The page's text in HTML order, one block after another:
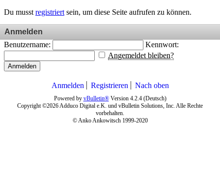
Du musst registriert sein, um diese Seite aufrufen zu können.
Anmelden
Benutzername:
Kennwort:
Angemeldet bleiben?
Anmelden
Anmelden Registrieren Nach oben
Powered by vBulletin®Version 4.2.4 (Deutsch)
Copyright ©2026 Adduco Digital e.K. und vBulletin Solutions, Inc. Alle Rechte
vorbehalten.
© Anko Ankowitsch 1999-2020